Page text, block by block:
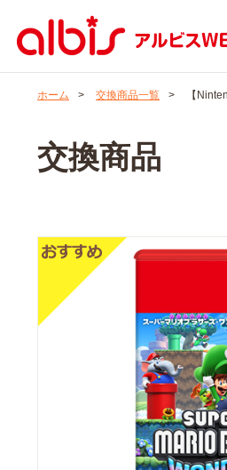
ホーム > 交換商品一覧 > 【
交換商品